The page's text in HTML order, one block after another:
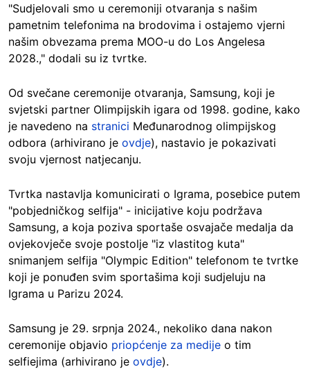
"Sudjelovali smo u ceremoniji otvaranja s našim
pametnim telefonima na brodovima i ostajemo vjerni
našim obvezama prema MOO-u do Los Angelesa
2028.," dodali su iz tvrtke.
Od svečane ceremonije otvaranja, Samsung, koji je
svjetski partner Olimpijskih igara od 1998. godine, kako
je navedeno na stranici Međunarodnog olimpijskog
odbora (arhivirano je ovdje), nastavio je pokazivati
svoju vjernost natjecanju.
Tvrtka nastavlja komunicirati o Igrama, posebice putem
"pobjedničkog selfija" - inicijative koju podržava
Samsung, a koja poziva sportaše osvajače medalja da
ovjekovječe svoje postolje "iz vlastitog kuta"
snimanjem selfija "Olympic Edition" telefonom te tvrtke
koji je ponuđen svim sportašima koji sudjeluju na
Igrama u Parizu 2024.
Samsung je 29. srpnja 2024., nekoliko dana nakon
ceremonije objavio priopćenje za medije o tim
selfiejima (arhivirano je ovdje).